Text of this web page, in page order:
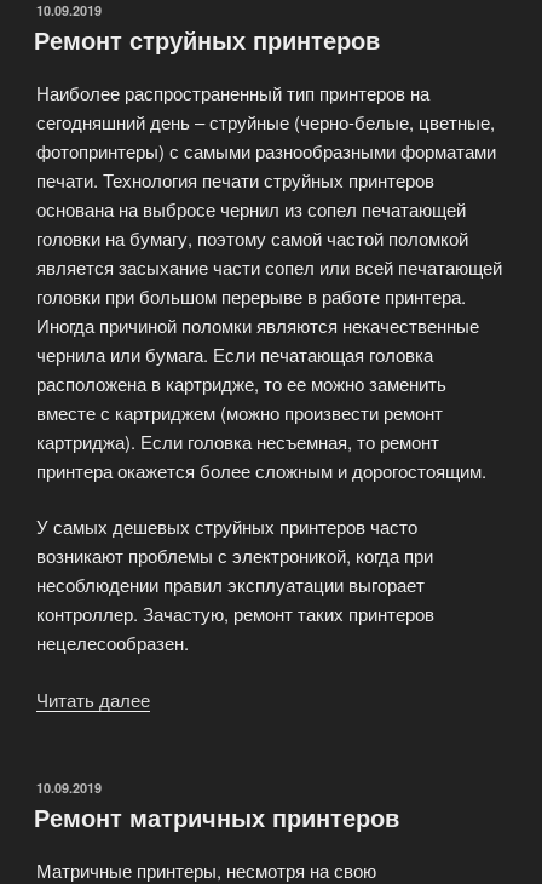
ОПУБЛИКОВАНО
10.09.2019
Ремонт струйных принтеров
Наиболее распространенный тип принтеров на
сегодняшний день – струйные (черно-белые, цветные,
фотопринтеры) с самыми разнообразными форматами
печати. Технология печати струйных принтеров
основана на выбросе чернил из сопел печатающей
головки на бумагу, поэтому самой частой поломкой
является засыхание части сопел или всей печатающей
головки при большом перерыве в работе принтера.
Иногда причиной поломки являются некачественные
чернила или бумага. Если печатающая головка
расположена в картридже, то ее можно заменить
вместе с картриджем (можно произвести ремонт
картриджа). Если головка несъемная, то ремонт
принтера окажется более сложным и дорогостоящим.
У самых дешевых струйных принтеров часто
возникают проблемы с электроникой, когда при
несоблюдении правил эксплуатации выгорает
контроллер. Зачастую, ремонт таких принтеров
нецелесообразен.
Читать далее
ОПУБЛИКОВАНО
10.09.2019
Ремонт матричных принтеров
Матричные принтеры, несмотря на свою